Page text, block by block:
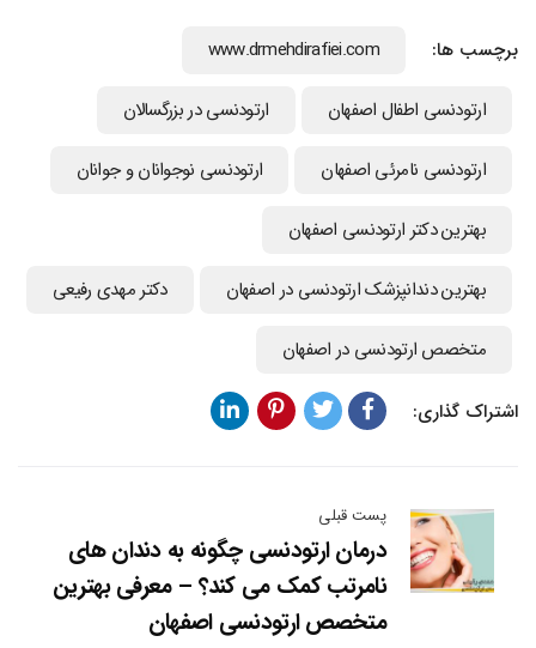
برچسب ها: www.drmehdirafiei.com
ارتودنسي اطفال اصفهان ارتودنسی در بزرگسالان
ارتودنسی نامرئی اصفهان ارتودنسی نوجوانان و جوانان
بهترین دکتر ارتودنسی اصفهان
بهترین دندانپزشک ارتودنسی در اصفهان دکتر مهدی رفیعی
متخصص ارتودنسی در اصفهان
اشتراک گذاری:
پست قبلی
درمان ارتودنسی چگونه به دندان های
نامرتب کمک می کند؟ – معرفی بهترین
متخصص ارتودنسی اصفهان